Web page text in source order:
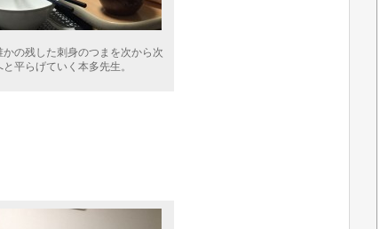
かの残した刺身のつまを次から次
と平らげていく本多先生。